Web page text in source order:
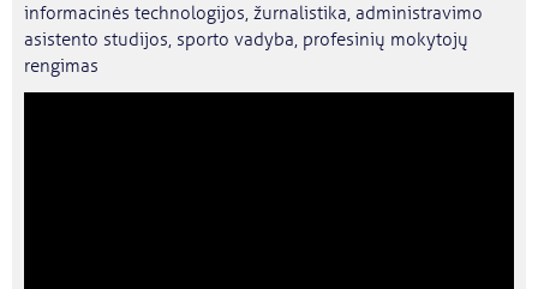
informacinės technologijos, žurnalistika, administravimo
asistento studijos, sporto vadyba, profesinių mokytojų
rengimas